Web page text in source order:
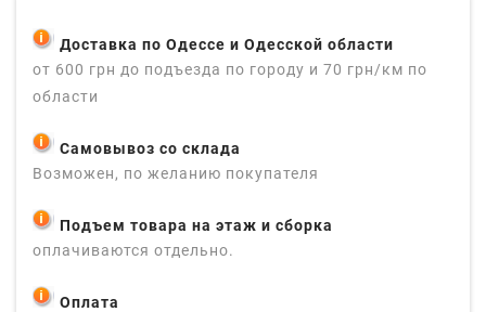
Доставка по Одессе и Одесской области
от 600 грн до подъезда по городу и 70 грн/км по
области
Самовывоз со склада
Возможен, по желанию покупателя
Подъем товара на этаж и сборка
оплачиваются отдельно.
Оплата